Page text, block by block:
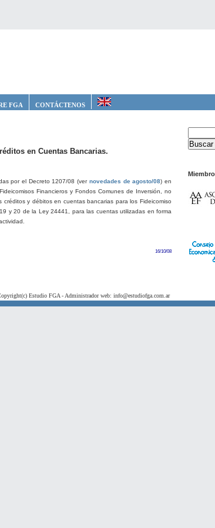
FGA CONTÁCTENOS
en Cuentas Bancarias.
por el Decreto 1207/08 (ver novedades de agosto/08) en
Financieros y Fondos Comunes de Inversión, no
y débitos en cuentas bancarias para los Fideicomiso
y 20 de la Ley 24441, para las cuentas utilizadas en forma
16/10/08
Estudio FGA - Administrador web: info@estudiofga.com.ar